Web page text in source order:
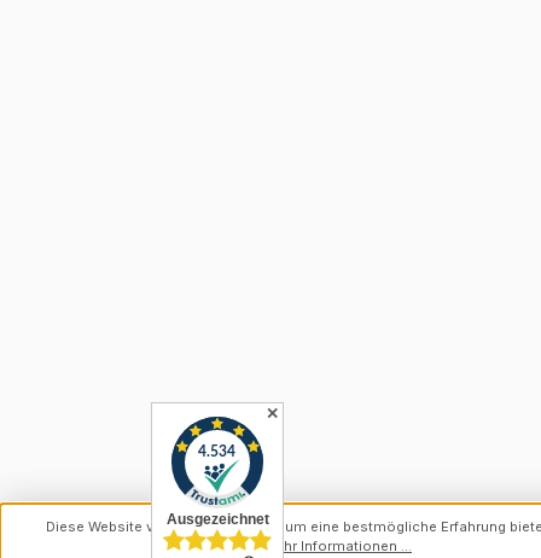
✕
Diese Website verwendet Cookies, um eine bestmögliche Erfahrung
können.Mehr Informationen ...